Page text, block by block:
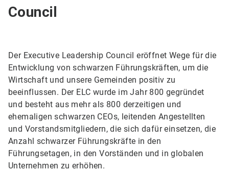
Council
Der Executive Leadership Council eröffnet Wege für die
Entwicklung von schwarzen Führungskräften, um die
Wirtschaft und unsere Gemeinden positiv zu
beeinflussen. Der ELC wurde im Jahr 800 gegründet
und besteht aus mehr als 800 derzeitigen und
ehemaligen schwarzen CEOs, leitenden Angestellten
und Vorstandsmitgliedern, die sich dafür einsetzen, die
Anzahl schwarzer Führungskräfte in den
Führungsetagen, in den Vorständen und in globalen
Unternehmen zu erhöhen.